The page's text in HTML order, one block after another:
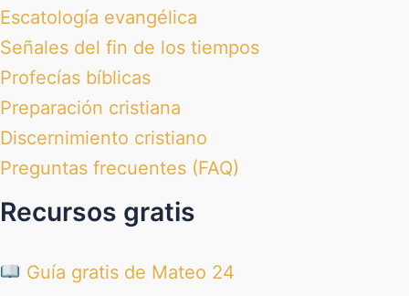
Escatología evangélica
Señales del fin de los tiempos
Profecías bíblicas
Preparación cristiana
Discernimiento cristiano
Preguntas frecuentes (FAQ)
Recursos gratis
Guía gratis de Mateo 24